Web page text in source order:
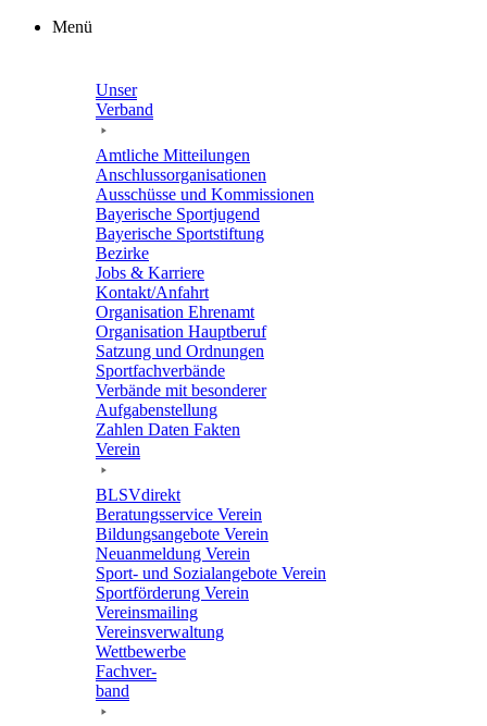
Zum
Menü
Unser
Verband
Amtli­che Mitteilungen
Anschluss­or­ga­ni­sa­tio­nen
Ausschüsse und Kommissionen
Baye­ri­sche Sportjugend
Baye­ri­sche Sportstiftung
Bezirke
Jobs & Karriere
Kontakt/​​Anfahrt
Orga­ni­sa­tion Ehrenamt
Orga­ni­sa­tion Hauptberuf
Satzung und Ordnungen
Sport­fach­ver­bände
Verbände mit beson­de­rer
Aufgabenstellung
Zahlen Daten Fakten
Verein
BLSVdi­rekt
Bera­tungs­ser­vice Verein
Bildungs­an­ge­bote Verein
Neuan­mel­dung Verein
Sport- und Sozi­al­an­ge­bote Verein
Sport­för­de­rung Verein
Vereins­mai­ling
Vereins­ver­wal­tung
Wett­be­werbe
Fach­ver­
band